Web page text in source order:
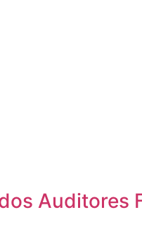
Auditores